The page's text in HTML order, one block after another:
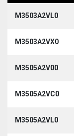
M3503A2VL0
M3503A2VX0
M3505A2V00
M3505A2VC0
M3505A2VL0